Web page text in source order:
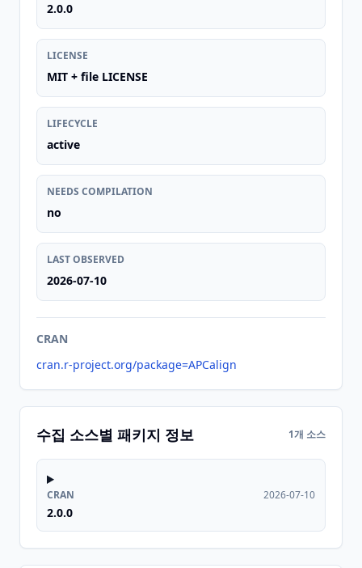
2.0.0
LICENSE
MIT + file LICENSE
LIFECYCLE
active
NEEDS COMPILATION
no
LAST OBSERVED
2026-07-10
CRAN
cran.r-project.org/package=APCalign
수집 소스별 패키지 정보 1개 소스
CRAN
2.0.0
2026-07-10